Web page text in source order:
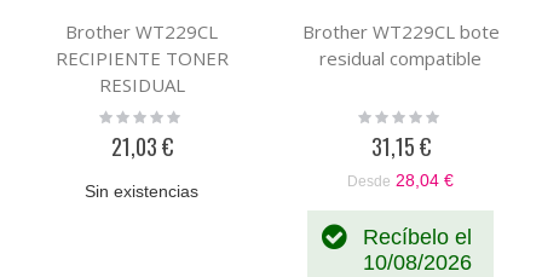
Brother WT229CL
RECIPIENTE TONER
RESIDUAL
Rating:
21,03 €
Sin existencias
Brother WT229CL bote
residual compatible
Rating:
31,15 €
Desde 28,04 €
Recíbelo el
10/08/2026